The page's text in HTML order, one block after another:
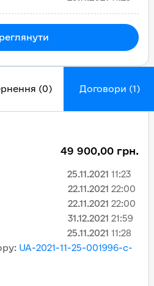
(0) Договори (1)
: UA-2021-11-25-001996-c-
49 900,00 грн.
25.11.2021 11:23
22.11.2021 22:00
22.11.2021 22:00
31.12.2021 21:59
25.11.2021 11:28